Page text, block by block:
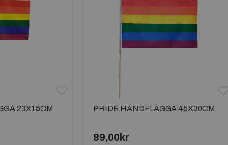
23X15CM PRIDE HANDFLAGGA 45X30CM
89,00kr